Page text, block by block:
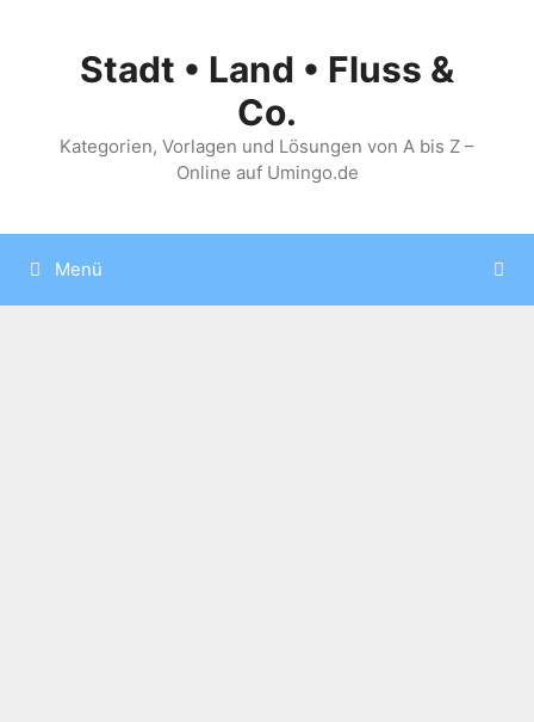
springenStadt • Land • Fluss &
Co.
Kategorien, Vorlagen und Lösungen von A bis Z –
Online auf Umingo.de
Menü